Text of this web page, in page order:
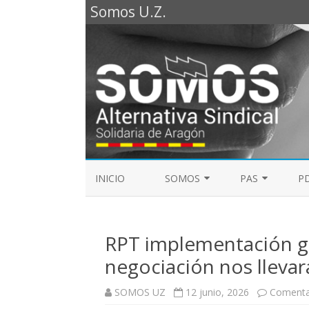
Somos U.Z.
INICIO SOMOS
REPRESENTANTES SOMOS PDI
PAS
MESA DE PAS
RPT implementación
negociación nos
SOMOS UZ 12 junio, 2026